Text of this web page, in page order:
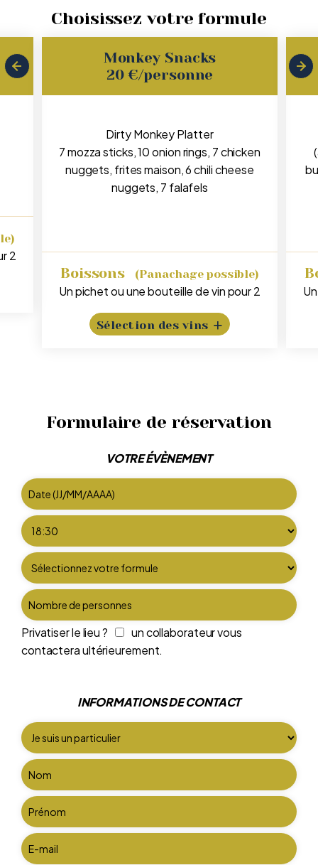
Choisissez votre formule
2
Monkey Snacks
20 €/personne
Dirty Monkey Platter
7 mozza sticks, 10 onion rings, 7 chicken
nuggets, frites maison, 6 chili cheese
nuggets, 7 falafels
Boissons (Panachage possible)
Un pichet ou une bouteille de vin pour 2
Sélection des vins +
Formulaire de réservation
VOTRE ÉVÈNEMENT
Privatiser le lieu ?
un collaborateur vous
contactera ultérieurement.
INFORMATIONS DE CONTACT